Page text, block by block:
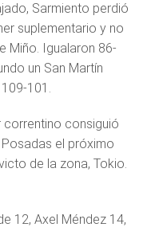
Sarmiento perdió
suplementario y no
Miño. Igualaron 86-
un San Martín
101.
correntino consiguió
el próximo
de la zona, Tokio.
12, Axel Méndez 14,